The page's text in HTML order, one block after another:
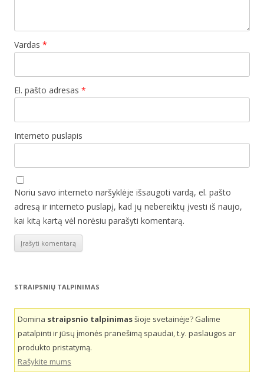
Vardas *
El. pašto adresas *
Interneto puslapis
Noriu savo interneto naršyklėje išsaugoti vardą, el. pašto
adresą ir interneto puslapį, kad jų nebereiktų įvesti iš naujo,
kai kitą kartą vėl norėsiu parašyti komentarą.
STRAIPSNIŲ TALPINIMAS
Domina straipsnio talpinimasšioje svetainėje? Galime
patalpinti ir jūsų įmonės pranešimą spaudai, t.y. paslaugos ar
produkto pristatymą.
Rašykite mums